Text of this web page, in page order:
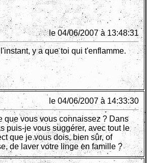
le 04/06/2007 à 13:48:31
y a que toi qui t'enflamme.
le 04/06/2007 à 14:33:30
que vous vous connaissez ? Dans
puis-je vous suggérer, avec tout le
que je vous dois, bien sûr, of
de laver votre linge en famille ?